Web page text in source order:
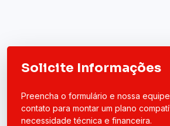
Solicite Informações
Preencha o formulário e nossa
contato para montar um plano
necessidade técnica e financeira.